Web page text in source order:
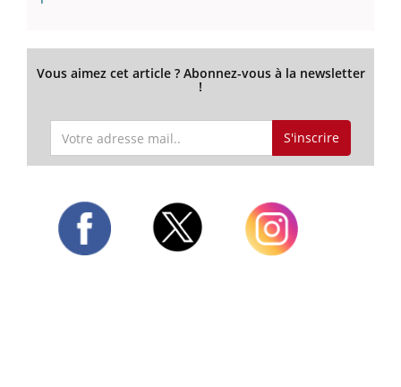
Vous aimez cet article ? Abonnez-vous à la newsletter
!
S'inscrire